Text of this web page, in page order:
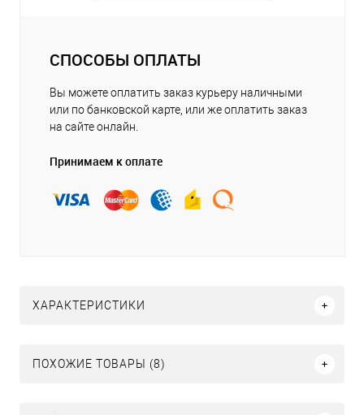
СПОСОБЫ ОПЛАТЫ
Вы можете оплатить заказ курьеру наличными
или по банковской карте, или же оплатить заказ
на сайте онлайн.
Принимаем к оплате
ХАРАКТЕРИСТИКИ
ПОХОЖИЕ ТОВАРЫ (8)